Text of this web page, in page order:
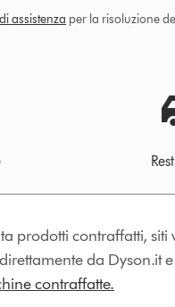
assistenza per la risoluzione
prodotti contraffatti,
da Dyson.it
contraffatte.